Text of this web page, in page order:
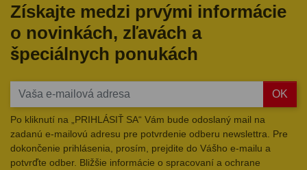
Získajte medzi prvými informácie
o novinkách, zľavách a
špeciálnych ponukách
OK
Po kliknutí na „PRIHLÁSIŤ SA“ Vám bude odoslaný mail na
zadanú e-mailovú adresu pre potvrdenie odberu newslettra. Pre
dokončenie prihlásenia, prosím, prejdite do Vášho e-mailu a
potvrďte odber. Bližšie informácie o spracovaní a ochrane